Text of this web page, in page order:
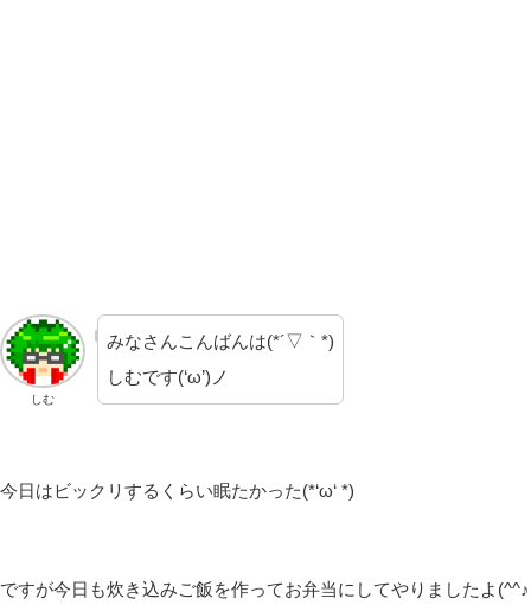
しむ
みなさんこんばんは(*´▽｀*)
しむです(‘ω’)ノ
今日はビックリするくらい眠たかった(*‘ω‘ *)
ですが今日も炊き込みご飯を作ってお弁当にしてやりましたよ(^^♪